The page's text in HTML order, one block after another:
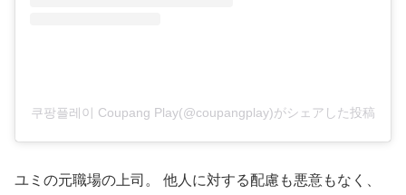
쿠팡플레이 Coupang Play(@coupangplay)がシェアした投稿
ユミの元職場の上司。
他人に対する配慮も悪意もなく、